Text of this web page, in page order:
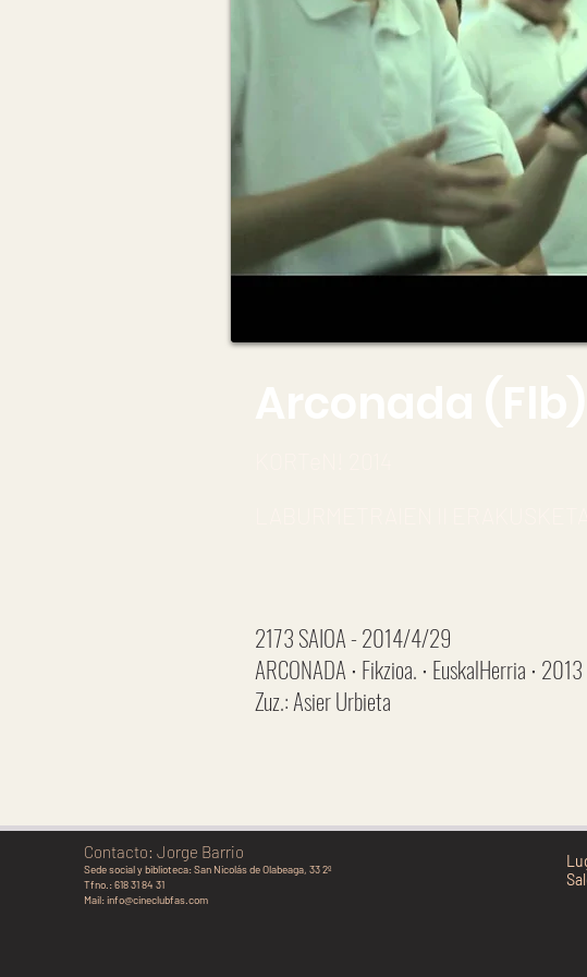
2173 SAIOA - 2014/4/29
ARCONADA ∙ Fikzioa. ∙ EuskalHerria ∙ 2013
Zuz.: Asier Urbieta
Contacto: Jorge Barrio
Sede social y biblioteca:San Nicolás de Olabeaga, 33 2º
Tfno.: 618 31 84 31
Mail:info@cineclubfas.com